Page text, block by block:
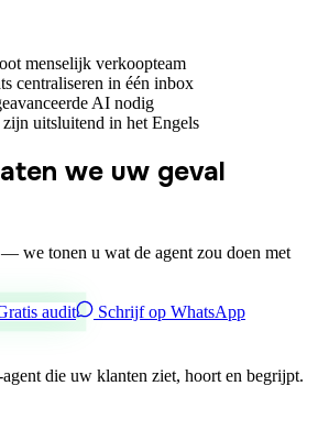
menselijk verkoopteam
centraliseren in één inbox
AI nodig
uitsluitend in het Engels
we uw geval
we tonen u wat de agent zou doen met
audit
Schrijf op WhatsApp
die uw klanten ziet, hoort en begrijpt.